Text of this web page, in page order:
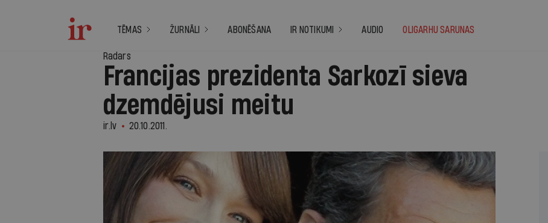
TĒMAS ŽURNĀLI ABONĒŠANA IR NOTIKUMI AUDIO OLIGARHU SARUNAS
Radars
Francijas prezidenta Sarkozī sieva
dzemdējusi meitu
ir.lv 20.10.2011.